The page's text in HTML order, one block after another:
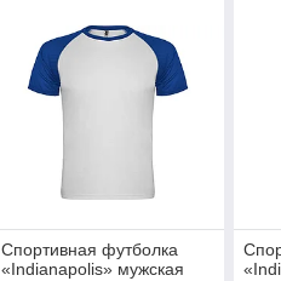
Спортивная футболка
«Indianapolis» мужская